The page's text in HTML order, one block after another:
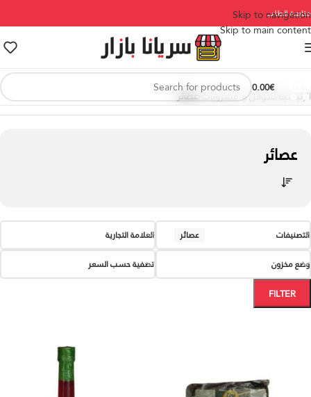
Skip to navigation
Skip to main content
متابعة الطلب
0.00€
الرئيسية سوائل و مشروبات/عصائر
عصائر
التصنيفات عصائر
العلامة التجارية
وضع مخزون
تصفية حسب السعر
FILTER